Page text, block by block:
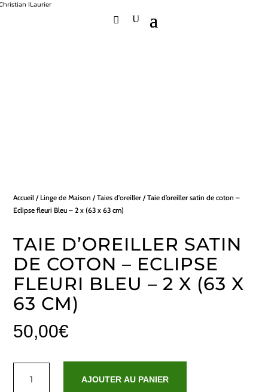
Accueil / Linge de Maison /Taies d'oreiller / Taie d’oreiller satin de coton –
Eclipse fleuri Bleu – 2 x (63 x 63 cm)
TAIE D’OREILLER SATIN
DE COTON – ECLIPSE
FLEURI BLEU – 2 X (63 X
63 CM)
50,00€
AJOUTER AU PANIER